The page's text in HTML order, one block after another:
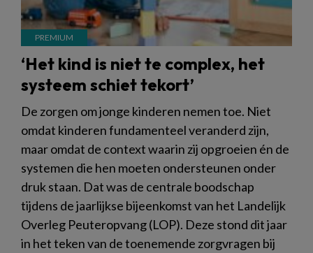
‘Het kind is niet te complex, het
systeem schiet tekort’
De zorgen om jonge kinderen nemen toe. Niet
omdat kinderen fundamenteel veranderd zijn,
maar omdat de context waarin zij opgroeien én de
systemen die hen moeten ondersteunen onder
druk staan. Dat was de centrale boodschap
tijdens de jaarlijkse bijeenkomst van het Landelijk
Overleg Peuteropvang (LOP). Deze stond dit jaar
in het teken van de toenemende zorgvragen bij